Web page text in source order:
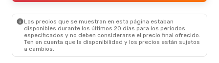
GCM- MIA
Sáb., 19 Sep.- Vie., 25 Sep.
Cayman AirwaysDirecto
MIA- GCM
Los precios que se muestran en esta página estaban
disponibles durante los últimos 20 días para los periodos
especificados y no deben considerarse el precio final ofrecido.
Ten en cuenta que la disponibilidad y los precios están sujetos
a cambios.